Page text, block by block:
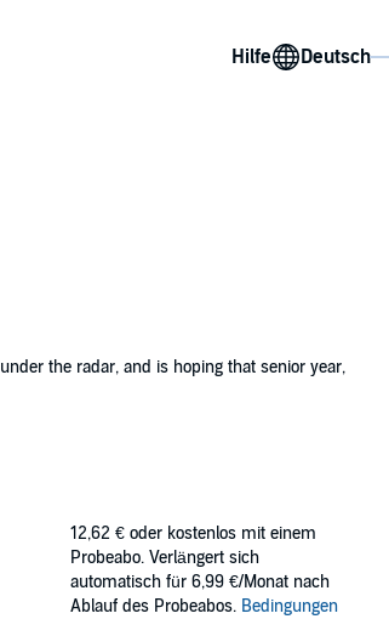
Hilfe
the radar, and is hoping that senior year,
5 hurricane. All the boys recognize who she
do not want to happen.
12,62 € oder kostenlos mit einem
Probeabo. Verlängert sich
automatisch für 6,99 €/Monat nach
Ablauf des Probeabos. Bedingungen